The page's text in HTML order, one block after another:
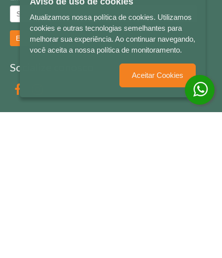
Enviar
Socialize conosco
Atualizamos nossa política de cookies. Utilizamos
cookies e outras tecnologias semelhantes para
melhorar sua experiência. Ao continuar navegando,
você aceita a nossa política de monitoramento.
Aceitar Cookies